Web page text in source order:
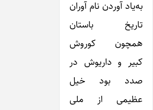
به‌یاد آوردن نام آوران
تاریخ باستان
همچون کوروش
کبیر و داریوش در
صدد بود خیل
عظیمی ‌از ملی